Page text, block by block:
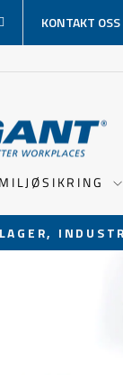
KONTAKT OSS
MILJØSIKRING
Sett